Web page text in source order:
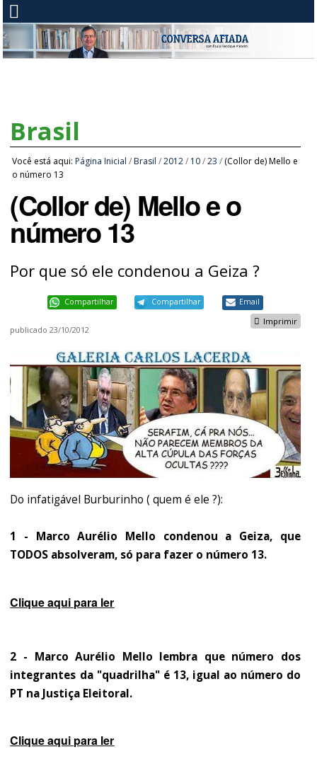
Brasil
Você está aqui: Página Inicial / Brasil /2012 / 10 /23 / (Collor de) Mello e
o número 13
(Collor de) Mello e o
número 13
Por que só ele condenou a Geiza ?
Compartilhar Compartilhar Email
Imprimir
publicado 23/10/2012
Do infatigável Burburinho ( quem é ele ?):
1 - Marco Aurélio Mello condenou a Geiza, que
TODOS absolveram, só para fazer o número 13.
Clique aqui para ler
2 - Marco Aurélio Mello lembra que número dos
integrantes da "quadrilha" é 13, igual ao número do
PT na Justiça Eleitoral.
Clique aqui para ler